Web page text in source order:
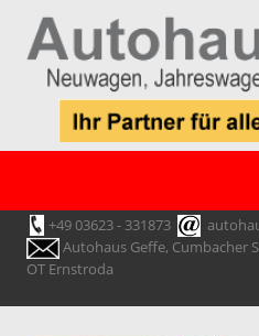
+49 03623 - 331873
Autohaus Geffe, Cumbacher
OT Ernstroda